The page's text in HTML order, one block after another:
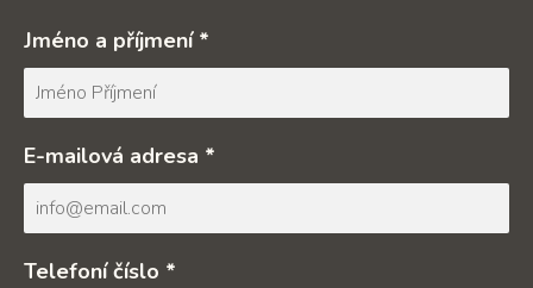
Jméno a příjmení *
E-mailová adresa *
Telefoní číslo *